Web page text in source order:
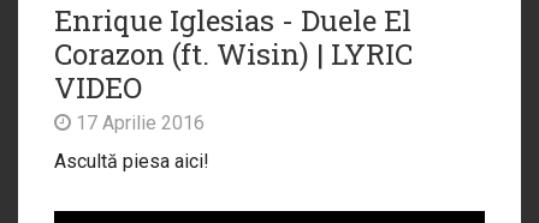
Enrique Iglesias - Duele El
Corazon (ft. Wisin) | LYRIC
VIDEO
17 Aprilie 2016
Ascultă piesa aici!